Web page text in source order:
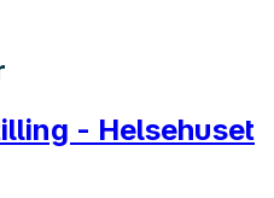
- Helsehuset